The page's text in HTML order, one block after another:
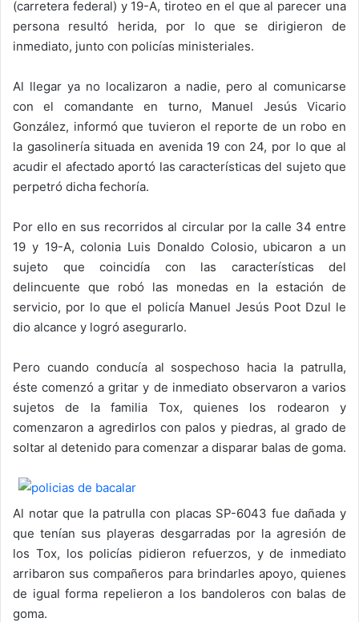
(carretera federal) y 19-A, tiroteo en el que al parecer una
persona resultó herida, por lo que se dirigieron de
inmediato, junto con policías ministeriales.
Al llegar ya no localizaron a nadie, pero al comunicarse
con el comandante en turno, Manuel Jesús Vicario
González, informó que tuvieron el reporte de un robo en
la gasolinería situada en avenida 19 con 24, por lo que al
acudir el afectado aportó las características del sujeto que
perpetró dicha fechoría.
Por ello en sus recorridos al circular por la calle 34 entre
19 y 19-A, colonia Luis Donaldo Colosio, ubicaron a un
sujeto que coincidía con las características del
delincuente que robó las monedas en la estación de
servicio, por lo que el policía Manuel Jesús Poot Dzul le
dio alcance y logró asegurarlo.
Pero cuando conducía al sospechoso hacia la patrulla,
éste comenzó a gritar y de inmediato observaron a varios
sujetos de la familia Tox, quienes los rodearon y
comenzaron a agredirlos con palos y piedras, al grado de
soltar al detenido para comenzar a disparar balas de goma.
Al notar que la patrulla con placas SP-6043 fue dañada y
que tenían sus playeras desgarradas por la agresión de
los Tox, los policías pidieron refuerzos, y de inmediato
arribaron sus compañeros para brindarles apoyo, quienes
de igual forma repelieron a los bandoleros con balas de
goma.